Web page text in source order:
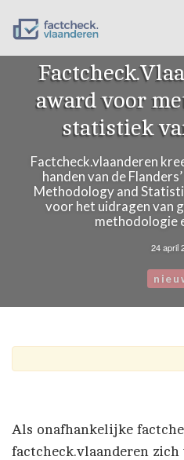
award voor
statistiek
Factcheck.vlaanderen
handen van de
Methodology and
voor het uidragen van
methodologie
24 april
Als onafhankelijke
factcheck.vlaanderen